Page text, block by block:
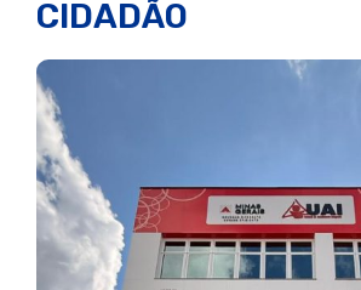
CIDADÃO